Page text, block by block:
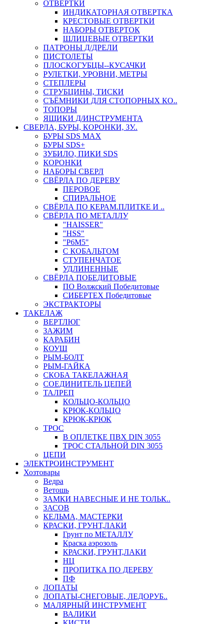
ОТВЕРТКИ
ИНДИКАТОРНАЯ ОТВЕРТКА
КРЕСТОВЫЕ ОТВЕРТКИ
НАБОРЫ ОТВЕРТОК
ШЛИЦЕВЫЕ ОТВЕРТКИ
ПАТРОНЫ Д/ДРЕЛИ
ПИСТОЛЕТЫ
ПЛОСКОГУБЦЫ--КУСАЧКИ
РУЛЕТКИ, УРОВНИ, МЕТРЫ
СТЕПЛЕРЫ
СТРУБЦИНЫ, ТИСКИ
СЪЁМНИКИ ДЛЯ СТОПОРНЫХ КО..
ТОПОРЫ
ЯЩИКИ Д/ИНСТРУМЕНТА
СВЕРЛА, БУРЫ, КОРОНКИ, ЗУ..
БУРЫ SDS MAX
БУРЫ SDS+
ЗУБИЛО, ПИКИ SDS
КОРОНКИ
НАБОРЫ СВЕРЛ
СВЁРЛА ПО ДЕРЕВУ
ПЕРОВОЕ
СПИРАЛЬНОЕ
СВЁРЛА ПО КЕРАМ.ПЛИТКЕ И ..
СВЁРЛА ПО МЕТАЛЛУ
"HAISSER"
"HSS"
"Р6М5"
С КОБАЛЬТОМ
СТУПЕНЧАТОЕ
УДЛИНЕННЫЕ
СВЁРЛА ПОБЕДИТОВЫЕ
ПО Волжский Победитовые
СИБЕРТЕХ Победитовые
ЭКСТРАКТОРЫ
ТАКЕЛАЖ
ВЕРТЛЮГ
ЗАЖИМ
КАРАБИН
КОУШ
РЫМ-БОЛТ
РЫМ-ГАЙКА
СКОБА ТАКЕЛАЖНАЯ
СОЕДИНИТЕЛЬ ЦЕПЕЙ
ТАЛРЕП
КОЛЬЦО-КОЛЬЦО
КРЮК-КОЛЬЦО
КРЮК-КРЮК
ТРОС
В ОПЛЕТКЕ ПВХ DIN 3055
ТРОС СТАЛЬНОЙ DIN 3055
ЦЕПИ
ЭЛЕКТРОИНСТРУМЕНТ
Хозтовары
Ведра
Ветошь
ЗАМКИ НАВЕСНЫЕ И НЕ ТОЛЬК..
ЗАСОВ
КЕЛЬМА, МАСТЕРКИ
КРАСКИ, ГРУНТ,ЛАКИ
Грунт по МЕТАЛЛУ
Краска аэрозоль
КРАСКИ, ГРУНТ,ЛАКИ
НЦ
ПРОПИТКА ПО ДЕРЕВУ
ПФ
ЛОПАТЫ
ЛОПАТЫ-СНЕГОВЫЕ, ЛЕДОРУБ..
МАЛЯРНЫЙ ИНСТРУМЕНТ
ВАЛИКИ